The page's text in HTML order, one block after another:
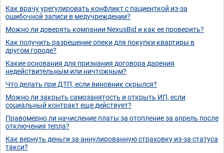
Как врачу урегулировать конфликт с пациенткой из-за
ошибочной записи в медучреждении?
Можно ли доверять компании NexusBid и как ее проверить?
Как получить разрешение опеки для покупки квартиры в
другом городе?
Какие основания для признания договора дарения
недействительным или ничтожным?
Что делать при ДТП, если виновник скрылся?
Можно ли закрыть самозанятость и открыть ИП, если
социальный контракт еще действует?
Правомерно ли начисление платы за отопление за апрель после
отключения тепла?
Как вернуть деньги за аннулированную страховку из-за статуса
такси?